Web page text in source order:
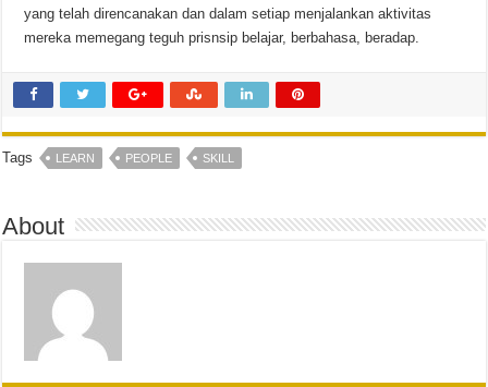
yang telah direncanakan dan dalam setiap menjalankan aktivitas
mereka memegang teguh prisnsip belajar, berbahasa, beradap.
Tags LEARN PEOPLE SKILL
About